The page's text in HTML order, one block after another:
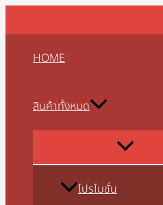
Skip
HOME
สินค้าทั้งหมด
MENU
โปรโมชั่น
MENU
MENU
MENU
MENU
MENU
MENU
MENU
MENU
จำนวน